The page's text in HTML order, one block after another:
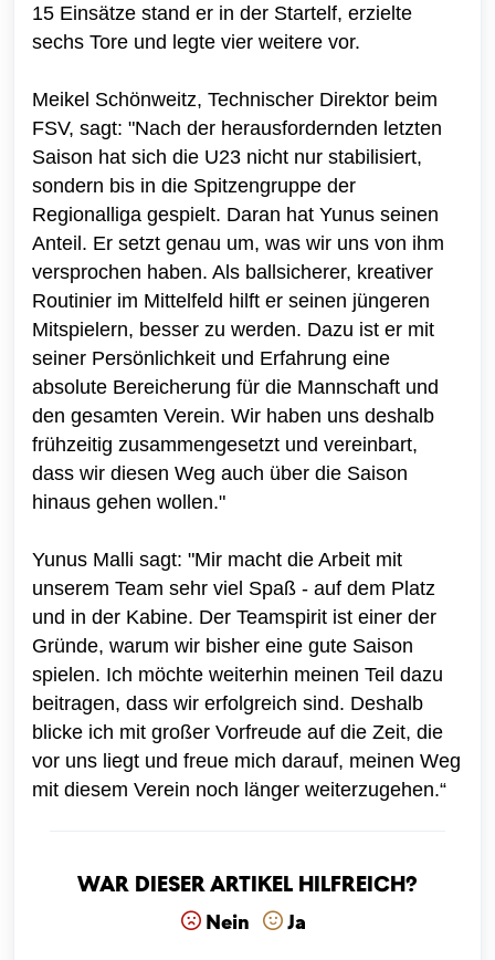
15 Einsätze stand er in der Startelf, erzielte
sechs Tore und legte vier weitere vor.
Meikel Schönweitz, Technischer Direktor beim
FSV, sagt: "Nach der herausfordernden letzten
Saison hat sich die U23 nicht nur stabilisiert,
sondern bis in die Spitzengruppe der
Regionalliga gespielt. Daran hat Yunus seinen
Anteil. Er setzt genau um, was wir uns von ihm
versprochen haben. Als ballsicherer, kreativer
Routinier im Mittelfeld hilft er seinen jüngeren
Mitspielern, besser zu werden. Dazu ist er mit
seiner Persönlichkeit und Erfahrung eine
absolute Bereicherung für die Mannschaft und
den gesamten Verein. Wir haben uns deshalb
frühzeitig zusammengesetzt und vereinbart,
dass wir diesen Weg auch über die Saison
hinaus gehen wollen."
Yunus Malli sagt: "Mir macht die Arbeit mit
unserem Team sehr viel Spaß - auf dem Platz
und in der Kabine. Der Teamspirit ist einer der
Gründe, warum wir bisher eine gute Saison
spielen. Ich möchte weiterhin meinen Teil dazu
beitragen, dass wir erfolgreich sind. Deshalb
blicke ich mit großer Vorfreude auf die Zeit, die
vor uns liegt und freue mich darauf, meinen Weg
mit diesem Verein noch länger weiterzugehen.“
War dieser Artikel hilfreich?
Nein Ja